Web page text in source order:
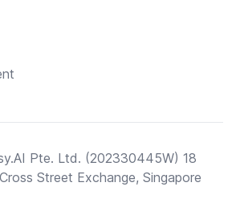
Pte. Ltd. (202330445W) 18
Street Exchange, Singapore